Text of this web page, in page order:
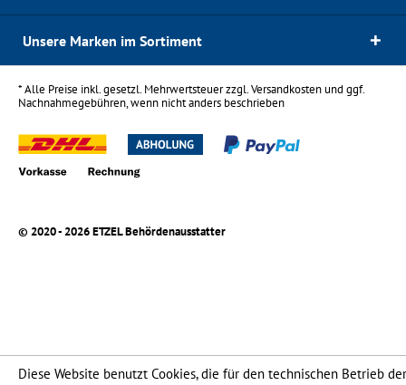
Unsere Marken im Sortiment
* Alle Preise inkl. gesetzl. Mehrwertsteuer zzgl.Versandkostenund ggf.
Nachnahmegebühren, wenn nicht anders beschrieben
© 2020 - 2026 ETZEL Behördenausstatter
Diese Website benutzt Cookies, die für den technischen Betrieb der